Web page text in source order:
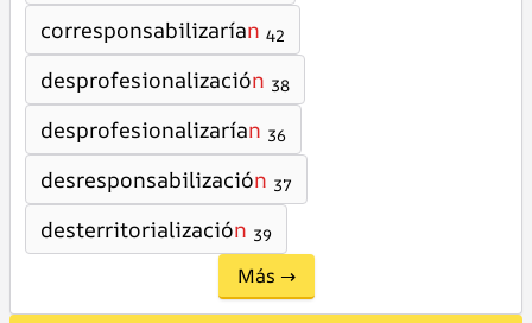
corresponsabilizarían 42
desprofesionalización 38
desprofesionalizarían 36
desresponsabilización 37
desterritorialización 39
Más →